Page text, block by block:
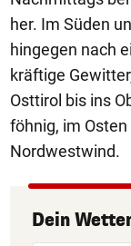
her. Im Süden
hingegen nach
kräftige
Osttirol bis ins
föhnig, im
Nordwestwind.
Dein